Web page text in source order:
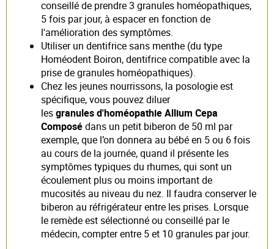
conseillé de prendre 3 granules homéopathiques,
5 fois par jour, à espacer en fonction de
l'amélioration des symptômes.
Utiliser un dentifrice sans menthe (du type
Homéodent Boiron, dentifrice compatible avec la
prise de granules homéopathiques).
Chez les jeunes nourrissons, la posologie est
spécifique, vous pouvez diluer
lesgranules d'homéopathie Allium Cepa
Composédans un petit biberon de 50 ml par
exemple, que l’on donnera au bébé en 5 ou 6 fois
au cours de la journée, quand il présente les
symptômes typiques du rhumes, qui sont un
écoulement plus ou moins important de
mucosités au niveau du nez. Il faudra conserver le
biberon au réfrigérateur entre les prises. Lorsque
le remède est sélectionné ou conseillé par le
médecin, compter entre 5 et 10 granules par jour.